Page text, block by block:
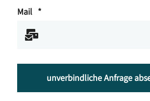
Mail *
unverbindliche Anfrage